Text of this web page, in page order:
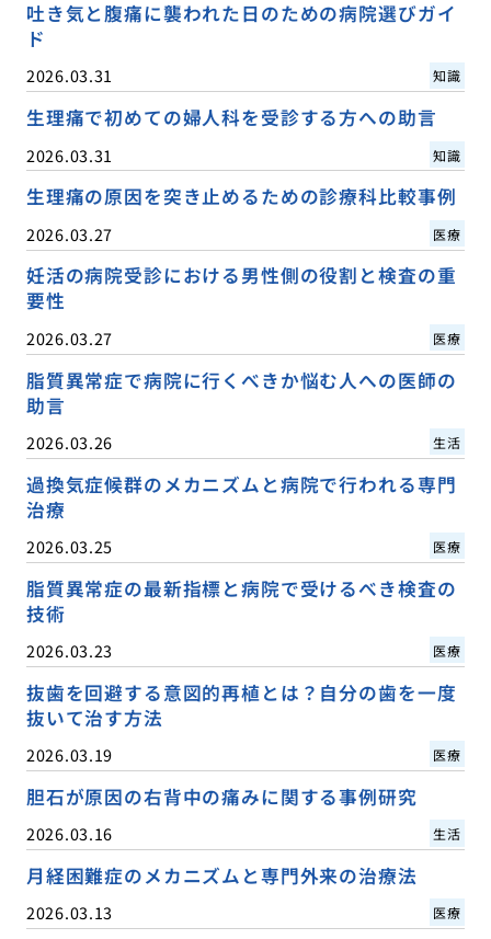
吐き気と腹痛に襲われた日のための病院選びガイ
ド
2026.03.31 知識
生理痛で初めての婦人科を受診する方への助言
2026.03.31 知識
生理痛の原因を突き止めるための診療科比較事例
2026.03.27 医療
妊活の病院受診における男性側の役割と検査の重
要性
2026.03.27 医療
脂質異常症で病院に行くべきか悩む人への医師の
助言
2026.03.26 生活
過換気症候群のメカニズムと病院で行われる専門
治療
2026.03.25 医療
脂質異常症の最新指標と病院で受けるべき検査の
技術
2026.03.23 医療
抜歯を回避する意図的再植とは？自分の歯を一度
抜いて治す方法
2026.03.19 医療
胆石が原因の右背中の痛みに関する事例研究
2026.03.16 生活
月経困難症のメカニズムと専門外来の治療法
2026.03.13 医療